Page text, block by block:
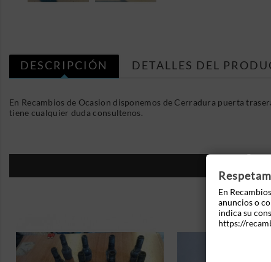
DESCRIPCIÓN DETALLES DEL
En Recambios de Ocasion disponemos de Cerradura puerta
tiene cualquier duda consultenos.
En
anuncios o
indica su
https://